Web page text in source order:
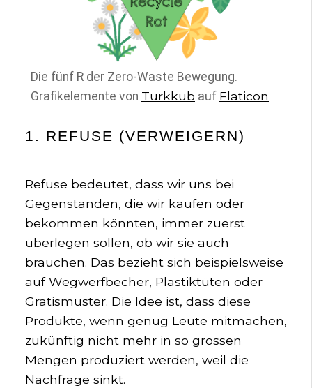
Die fünf R der Zero-Waste Bewegung.
Grafikelemente von Turkkub auf Flaticon
1. REFUSE (VERWEIGERN)
Refuse bedeutet, dass wir uns bei
Gegenständen, die wir kaufen oder
bekommen könnten, immer zuerst
überlegen sollen, ob wir sie auch
brauchen. Das bezieht sich beispielsweise
auf Wegwerfbecher, Plastiktüten oder
Gratismuster. Die Idee ist, dass diese
Produkte, wenn genug Leute mitmachen,
zukünftig nicht mehr in so grossen
Mengen produziert werden, weil die
Nachfrage sinkt.